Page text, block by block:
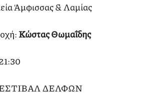
Άμφισσας & Λαμίας
Κώστας Θωμαΐδης
ΔΕΛΦΩΝ